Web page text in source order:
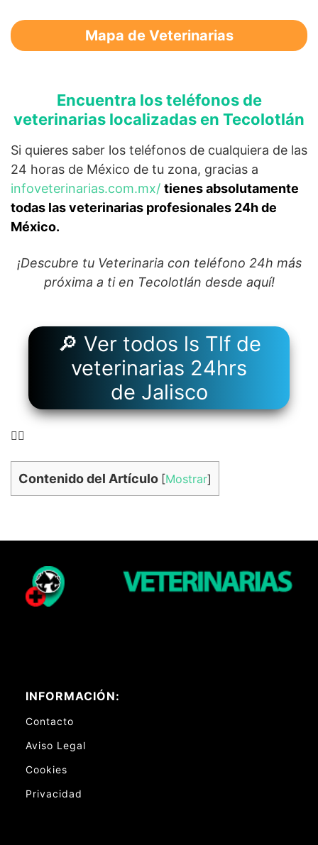
Mapa de Veterinarias
Encuentra los teléfonos de
veterinarias localizadas en Tecolotlán
Si quieres saber los teléfonos de cualquiera de las
24 horas de México de tu zona, gracias a
infoveterinarias.com.mx/ tienes absolutamente
todas las veterinarias profesionales 24h de
México.
¡Descubre tu Veterinaria con teléfono 24h más
próxima a ti en Tecolotlán desde aquí!
🔎 Ver todos ls Tlf de
veterinarias 24hrs
de Jalisco
👉🏻
Contenido del Artículo [Mostrar]
INFORMACIÓN:
Contacto
Aviso Legal
Cookies
Privacidad